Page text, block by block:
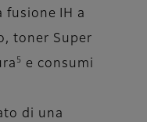
IH a
toner Super
5
e consumi
di una